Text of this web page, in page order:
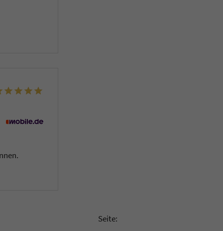
Seite: